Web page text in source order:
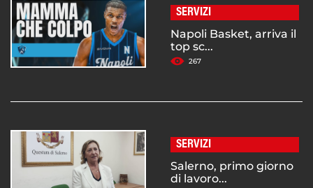
SERVIZI
Napoli Basket, arriva il
top sc...
267
SERVIZI
Salerno, primo giorno
di lavoro...